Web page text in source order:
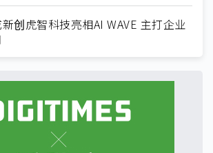
创虎智科技亮相AI WAVE 主打企业